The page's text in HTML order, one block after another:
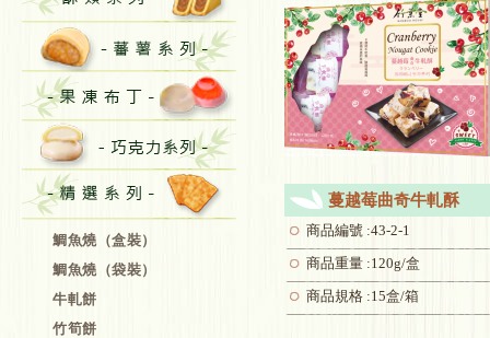
鯛魚燒（盒裝）
鯛魚燒（袋裝）
牛軋餅
竹筍餅
蔓越莓曲奇牛軋酥
商品編號 :43-2-1
商品重量 :120g/盒
商品規格 :15盒/箱